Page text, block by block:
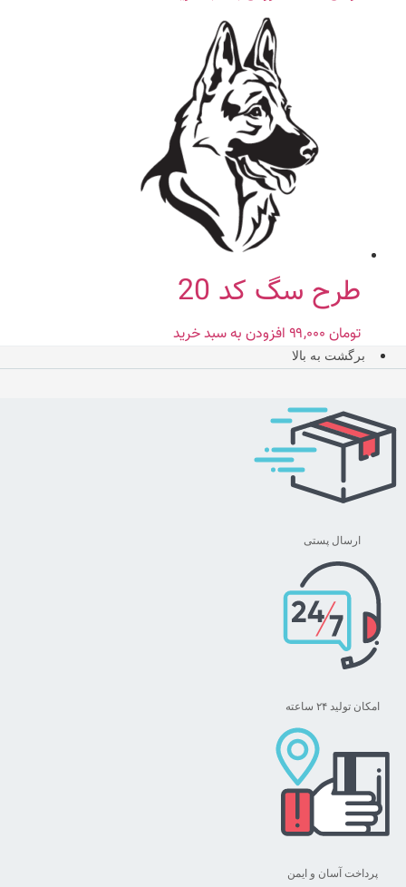
طرح سگ کد 20
تومان افزودن به سبد خرید
برگشت به بالا
ارسال پستی
امکان تولید ۲۴ ساعته
پرداخت آسان و ایمن